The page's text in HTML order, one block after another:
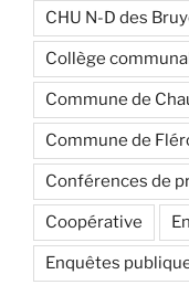
CHU N-D des
Collège communal
Commune de
Commune de
Conférences de
Coopérative
Enquêtes